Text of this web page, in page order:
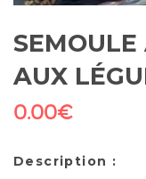
AUX
0.00€
Description :